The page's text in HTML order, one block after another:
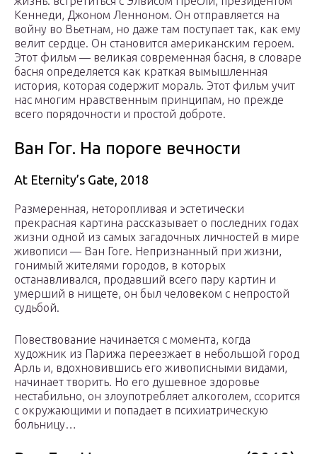
Кеннеди, Джоном Ленноном. Он отправляется на
войну во Вьетнам, но даже там поступает так, как ему
велит сердце. Он становится американским героем.
Этот фильм — великая современная басня, в словаре
басня определяется как краткая вымышленная
история, которая содержит мораль. Этот фильм учит
нас многим нравственным принципам, но прежде
всего порядочности и простой доброте.
Ван Гог. На пороге вечности
At Eternity’s Gate, 2018
Размеренная, неторопливая и эстетически
прекрасная картина рассказывает о последних годах
жизни одной из самых загадочных личностей в мире
живописи — Ван Гоге. Непризнанный при жизни,
гонимый жителями городов, в которых
останавливался, продавший всего пару картин и
умерший в нищете, он был человеком с непростой
судьбой.
Повествование начинается с момента, когда
художник из Парижа переезжает в небольшой город
Арль и, вдохновившись его живописными видами,
начинает творить. Но его душевное здоровье
нестабильно, он злоупотребляет алкоголем, ссорится
с окружающими и попадает в психиатрическую
больницу…